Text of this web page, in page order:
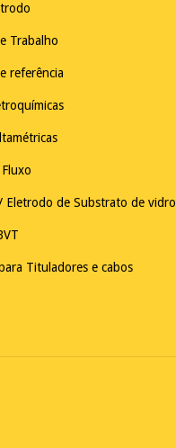
Trabalho
referência
Eletrodo de Substrato de vidro
Tituladores e cabos